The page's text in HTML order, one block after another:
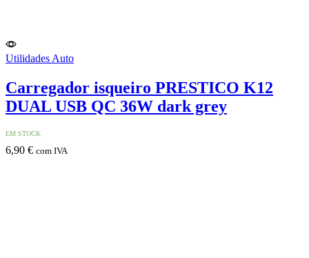
Utilidades Auto
Carregador isqueiro PRESTICO​ K12​
DUAL​ USB​ QC​ 36W​ dark​ grey
EM STOCK
6,90 € com IVA